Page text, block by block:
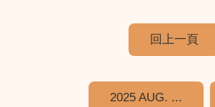
回上一頁
2025 AUG. ...